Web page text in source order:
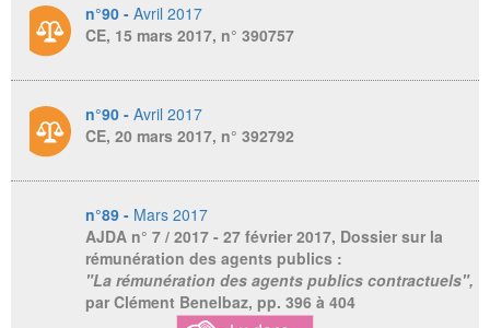
n°90 - Avril 2017
CE, 15 mars 2017, n° 390757
n°90 - Avril 2017
CE, 20 mars 2017, n° 392792
n°89 - Mars 2017
AJDA n° 7 / 2017 - 27 février 2017, Dossier sur la
rémunération des agents publics :
"La rémunération des agents publics contractuels",
par Clément Benelbaz, pp. 396 à 404